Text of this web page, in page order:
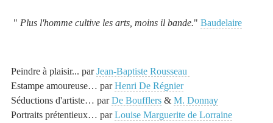
" Plus l'homme cultive les arts, moins il bande."Baudelaire
Peindre à plaisir... parJean-Baptiste Rousseau
Estampe amoureuse… parHenri De Régnier
Séductions d'artiste… parDe Boufflers &M. Donnay
Portraits prétentieux… parLouise Marguerite de Lorraine